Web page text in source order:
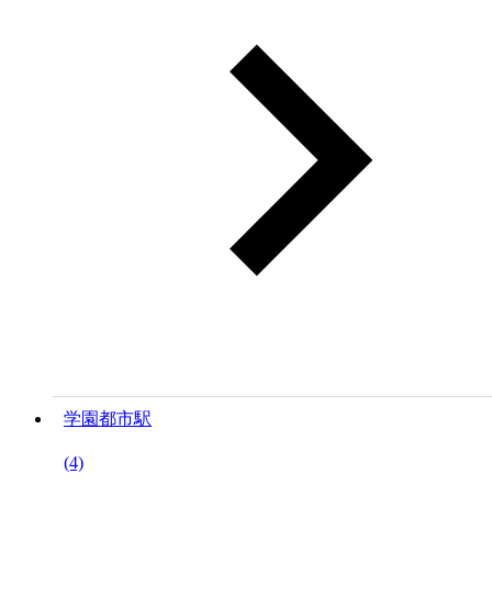
学園都市駅
(4)